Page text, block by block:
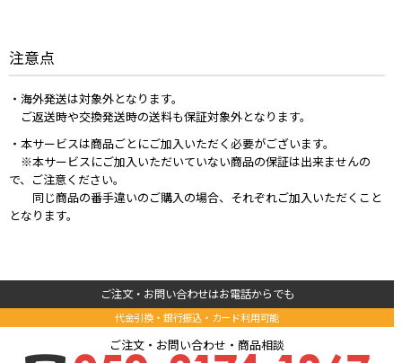
注意点
・海外発送は対象外となります。
ご返送時や交換発送時の送料も保証対象外となります。
・本サービスは商品ごとにご加入いただく必要がございます。
※本サービスにご加入いただいていない商品の保証は出来ませんの
で、ご注意ください。
同じ商品の番手違いのご購入の場合、それぞれご加入いただくこと
となります。
ご注文・お問い合わせはお電話からでも
代金引換・銀行振込・カード利用可能
ご注文・お問い合わせ・商品相談